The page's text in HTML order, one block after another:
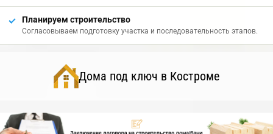
Планируем строительство
Согласовываем подготовку участка и последовательность этапов.
Дома под ключ в Костроме